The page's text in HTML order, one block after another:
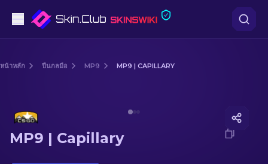
ปืนไรเฟิล
ปืนไรเฟิลซุ่มยิง
หน้าหลัก ปืนกลมือ MP9 MP9 | CAPILLARY
MP9 | Capillary